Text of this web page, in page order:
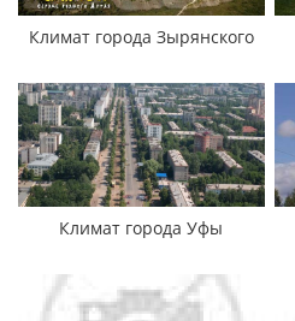
Климат города Зырянского
Климат города Уфы